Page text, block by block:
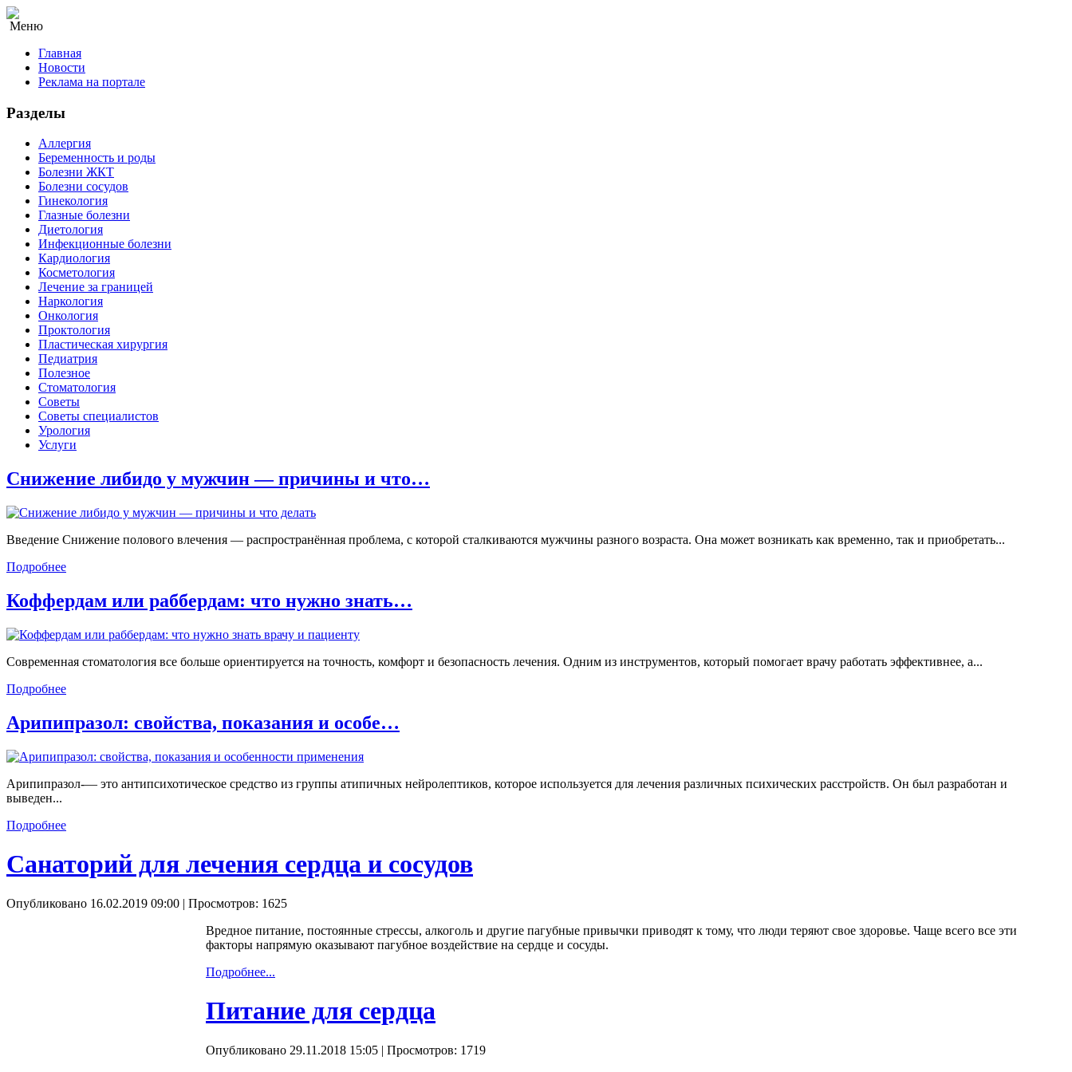
Меню
Главная
Новости
Реклама на портале
Разделы
Аллергия
Беременность и роды
Болезни ЖКТ
Болезни сосудов
Гинекология
Глазные болезни
Диетология
Инфекционные болезни
Кардиология
Косметология
Лечение за границей
Наркология
Онкология
Проктология
Пластическая хирургия
Педиатрия
Полезное
Стоматология
Советы
Советы специалистов
Урология
Услуги
Снижение либидо у мужчин — причины и что…
Введение Снижение полового влечения — распространённая проблема, с которой сталкиваются мужчины разного возраста. Она может возникать как временно, так и приобретать...
Подробнее
Коффердам или раббердам: что нужно знать…
Современная стоматология все больше ориентируется на точность, комфорт и безопасность лечения. Одним из инструментов, который помогает врачу работать эффективнее, а...
Подробнее
Арипипразол: свойства, показания и особе…
Арипипразол-— это антипсихотическое средство из группы атипичных нейролептиков, которое используется для лечения различных психических расстройств. Он был разработан и
выведен...
Подробнее
Санаторий для лечения сердца и сосудов
Опубликовано 16.02.2019 09:00 | Просмотров: 1625
Вредное питание, постоянные стрессы, алкоголь и другие пагубные привычки приводят к тому, что люди теряют свое здоровье. Чаще всего все эти
факторы напрямую оказывают пагубное воздействие на сердце и сосуды.
Подробнее...
Питание для сердца
Опубликовано 29.11.2018 15:05 | Просмотров: 1719